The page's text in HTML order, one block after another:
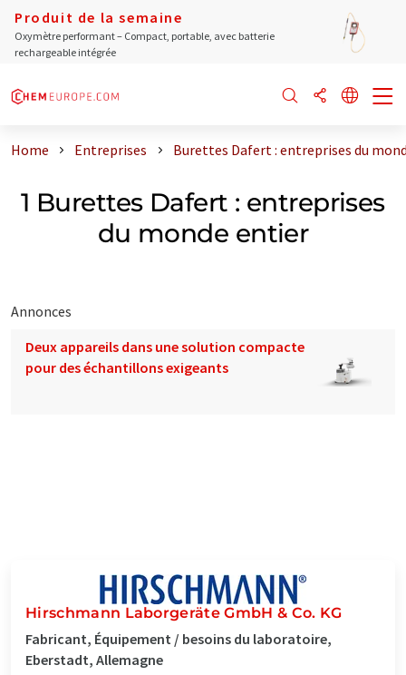
Produit de la semaine
Oxymètre performant – Compact, portable, avec batterie
rechargeable intégrée
Home Entreprises Burettes Dafert : entreprises du
1 Burettes Dafert : entreprises
du monde entier
Annonces
Deux appareils dans une solution compacte
pour des échantillons exigeants
Hirschmann Laborgeräte GmbH & Co. KG
Fabricant, Équipement / besoins du laboratoire,
Eberstadt, Allemagne